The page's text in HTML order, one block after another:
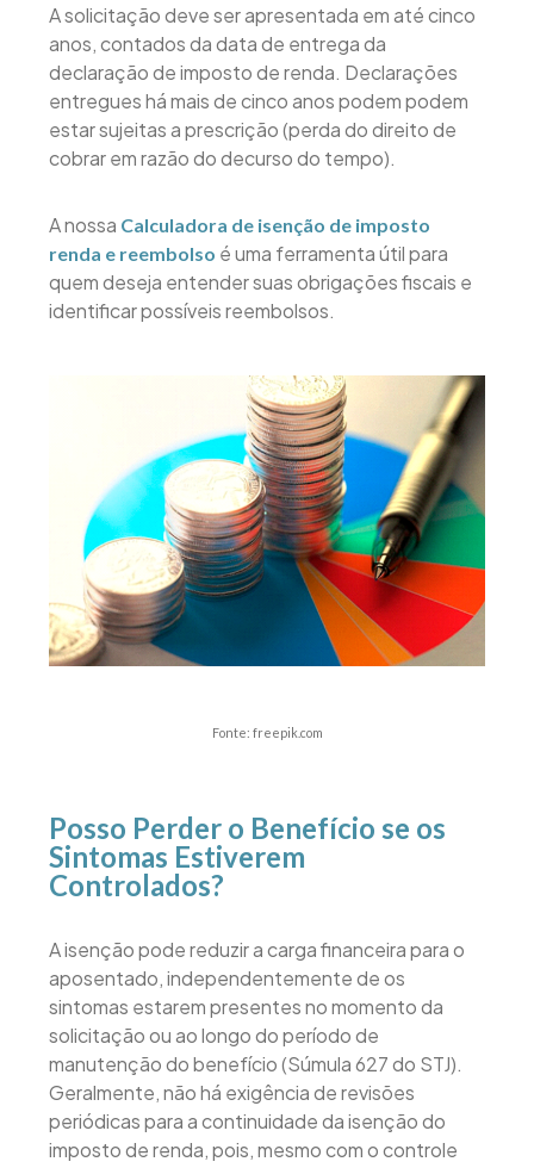
A solicitação deve ser apresentada em até cinco
anos, contados da data de entrega da
declaração de imposto de renda. Declarações
entregues há mais de cinco anos podem podem
estar sujeitas a prescrição (perda do direito de
cobrar em razão do decurso do tempo).
A nossa Calculadora de isenção de imposto
renda e reembolso é uma ferramenta útil para
quem deseja entender suas obrigações fiscais e
identificar possíveis reembolsos.
Fonte: freepik.com
Posso Perder o Benefício se os
Sintomas Estiverem
Controlados?
A isenção pode reduzir a carga financeira para o
aposentado, independentemente de os
sintomas estarem presentes no momento da
solicitação ou ao longo do período de
manutenção do benefício (Súmula 627 do STJ).
Geralmente, não há exigência de revisões
periódicas para a continuidade da isenção do
imposto de renda, pois, mesmo com o controle